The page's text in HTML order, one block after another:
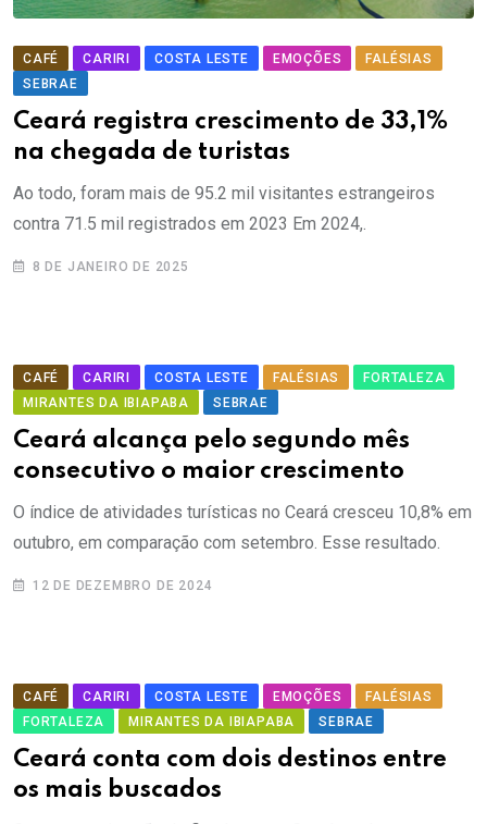
CAFÉ CARIRI COSTA LESTE EMOÇÕES
FALÉSIAS
SEBRAE
Ceará registra crescimento de 33,1%
na chegada de turistas
Ao todo, foram mais de 95.2 mil visitantes estrangeiros
contra 71.5 mil registrados em 2023 Em 2024,.
8 DE JANEIRO DE 2025
CAFÉ CARIRI COSTA LESTE FALÉSIAS
FORTALEZA
MIRANTES DA IBIAPABA
SEBRAE
Ceará alcança pelo segundo mês
consecutivo o maior crescimento
O índice de atividades turísticas no Ceará cresceu 10,8% em
outubro, em comparação com setembro. Esse resultado.
12 DE DEZEMBRO DE 2024
CAFÉ CARIRI COSTA LESTE EMOÇÕES
FALÉSIAS
FORTALEZA
MIRANTES DA IBIAPABA SEBRAE
Ceará conta com dois destinos entre
os mais buscados